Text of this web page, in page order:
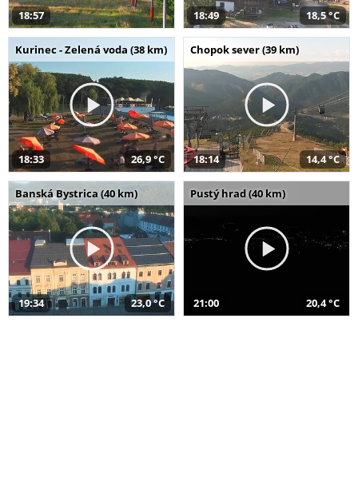
18:57 18:49 18,5 °C
Kurinec - Zelená voda (38 km)
18:33 26,9 °C
Chopok sever (39 km)
18:14 14,4 °C
Banská Bystrica (40 km)
19:34 23,0 °C
Pustý hrad (40 km)
21:00 20,4 °C